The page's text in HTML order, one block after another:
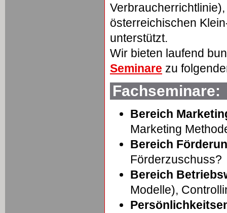
österreichischen
unterstützt.
Wir bieten laufend
Seminare zu
Fachseminare:
Bereich
Marketing
Bereich
Förderzuschuss?
Bereich
Modelle),